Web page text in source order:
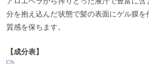
分を抱え込んだ状態で髪の表面にゲル膜を
質感を保ちます。
【成分表】